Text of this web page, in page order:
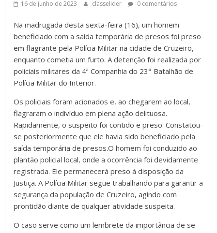
16 de junho de 2023 classelider 0 comentários
Na madrugada desta sexta-feira (16), um homem
beneficiado com a saída temporária de presos foi preso
em flagrante pela Polícia Militar na cidade de Cruzeiro,
enquanto cometia um furto. A detenção foi realizada por
policiais militares da 4ª Companhia do 23° Batalhão de
Polícia Militar do Interior.
Os policiais foram acionados e, ao chegarem ao local,
flagraram o indivíduo em plena ação delituosa.
Rapidamente, o suspeito foi contido e preso. Constatou-
se posteriormente que ele havia sido beneficiado pela
saída temporária de presos.O homem foi conduzido ao
plantão policial local, onde a ocorrência foi devidamente
registrada. Ele permanecerá preso à disposição da
Justiça. A Polícia Militar segue trabalhando para garantir a
segurança da população de Cruzeiro, agindo com
prontidão diante de qualquer atividade suspeita.
O caso serve como um lembrete da importância de se